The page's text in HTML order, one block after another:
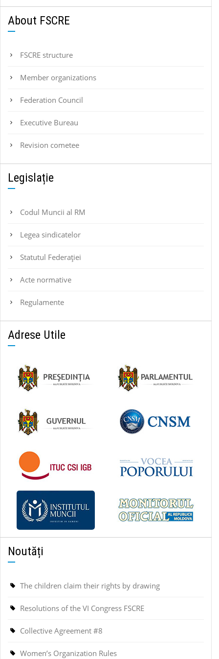
About FSCRE
FSCRE structure
Member organizations
Federation Council
Executive Bureau
Revision cometee
Legislație
Codul Muncii al RM
Legea sindicatelor
Statutul Federaţiei
Acte normative
Regulamente
Adrese Utile
Noutăți
The children claim their rights by drawing
Resolutions of the VI Congress FSCRE
Collective Agreement #8
Women’s Organization Rules